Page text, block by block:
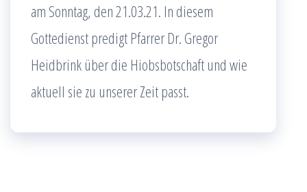
am Sonntag, den 21.03.21. In diesem
Gottedienst predigt Pfarrer Dr. Gregor
Heidbrink über die Hiobsbotschaft und wie
aktuell sie zu unserer Zeit passt.